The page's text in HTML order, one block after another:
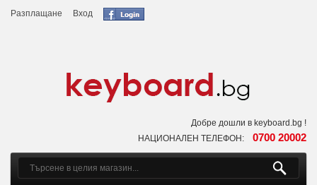
Разплащане
Вход
Добре дошли в keyboard.bg !
НАЦИОНАЛЕН ТЕЛЕФОН: 0700 20002